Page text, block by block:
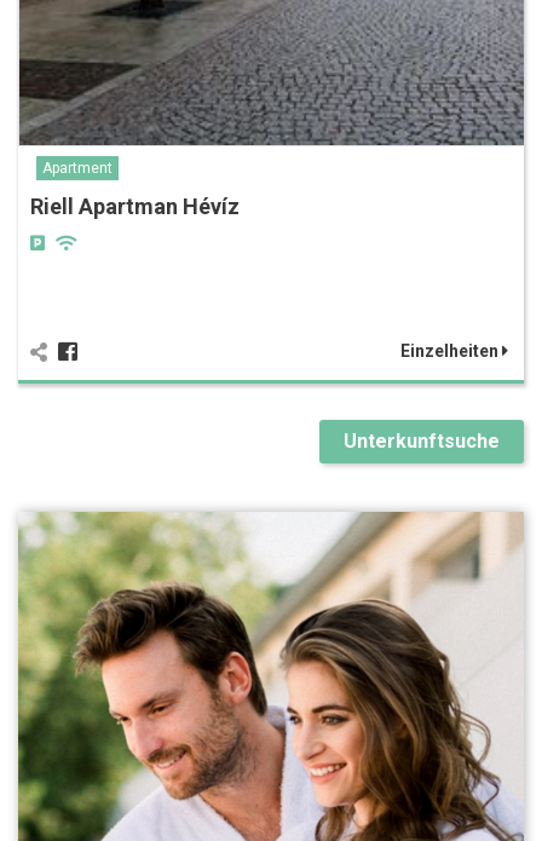
Apartment
Riell Apartman Hévíz
Einzelheiten
Unterkunftsuche